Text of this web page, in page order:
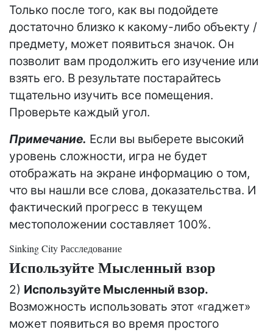
Только после того, как вы подойдете
достаточно близко к какому-либо объекту /
предмету, может появиться значок. Он
позволит вам продолжить его изучение или
взять его. В результате постарайтесь
тщательно изучить все помещения.
Проверьте каждый угол.
Примечание. Если вы выберете высокий
уровень сложности, игра не будет
отображать на экране информацию о том,
что вы нашли все слова, доказательства. И
фактический прогресс в текущем
местоположении составляет 100%.
Sinking City Расследование
Используйте Мысленный взор
2) Используйте Мысленный взор.
Возможность использовать этот «гаджет»
может появиться во время простого